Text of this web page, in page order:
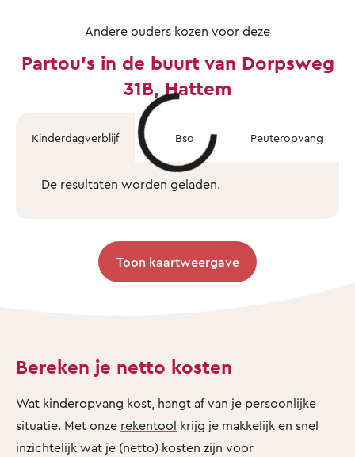
Andere ouders kozen voor deze
Partou's in de buurt van Dorpsweg
31B, Hattem
Kinderdagverblijf Bso Peuteropvang
De resultaten worden geladen.
Toon kaartweergave
Bereken je netto kosten
Wat kinderopvang kost, hangt af van je persoonlijke
situatie. Met onze rekentool krijg je makkelijk en snel
inzichtelijk wat je (netto) kosten zijn voor